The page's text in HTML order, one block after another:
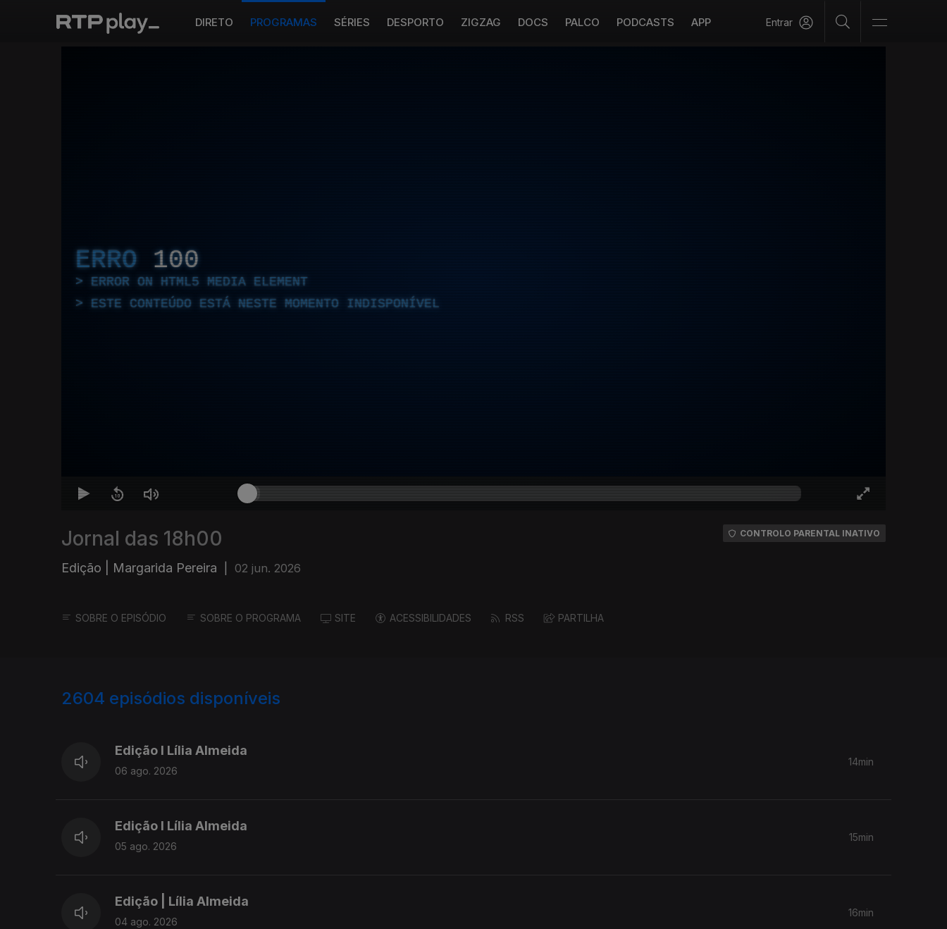
DIRETO PROGRAMAS SÉRIES DESPORTO ZIGZAG DOCS PALCO PODCASTS APP Entrar
ERRO 100
ERROR ON HTML5 MEDIA ELEMENT
ESTE CONTEÚDO ESTÁ NESTE MOMENTO INDISPONÍVEL
Jornal das 18h00
Edição | Margarida Pereira 02 jun. 2026
CONTROLO PARENTAL INATIVO
SOBRE O EPISÓDIO SOBRE O PROGRAMA SITE ACESSIBILIDADES RSS PARTILHA
2604 episódios disponíveis
Edição I Lília Almeida
06 ago. 2026
14min
Edição I Lília Almeida
05 ago. 2026
15min
Edição | Lília Almeida
04 ago. 2026
16min